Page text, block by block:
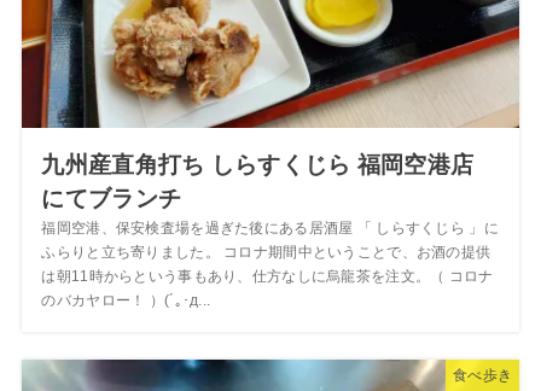
九州産直角打ち しらすくじら 福岡空港店
にてブランチ
福岡空港、保安検査場を過ぎた後にある居酒屋 「 しらすくじら 」に
ふらりと立ち寄りました。 コロナ期間中ということで、お酒の提供
は朝11時からという事もあり、仕方なしに烏龍茶を注文。（ コロナ
のバカヤロー！ ）(´｡･д...
食べ歩き